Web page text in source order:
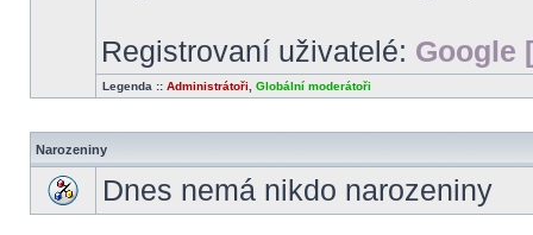
Registrovaní uživatelé: Google
Legenda :: Administrátoři Globální moderátoři
Narozeniny
Dnes nemá nikdo narozeniny